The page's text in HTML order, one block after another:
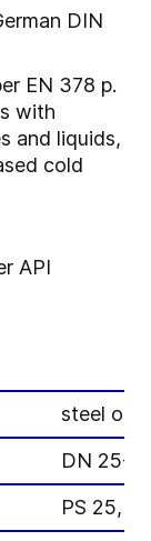
DIN
EN 378 p.
with
and liquids,
cold
API
steel or
DN 25-
PS 25,